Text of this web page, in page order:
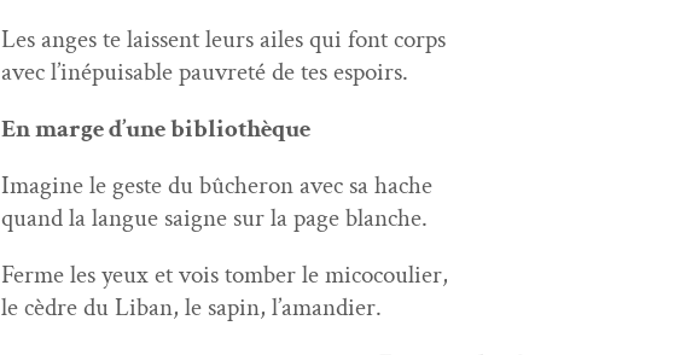
Les anges te lais­sent leurs ailes qui font corps
avec l’inépuisable pau­vreté de tes espoirs.
En marge d’une bibliothèque
Imag­ine le geste du bûcheron avec sa hache
quand la langue saigne sur la page blanche.
Ferme les yeux et vois tomber le micocoulier,
le cèdre du Liban, le sapin, l’amandier.